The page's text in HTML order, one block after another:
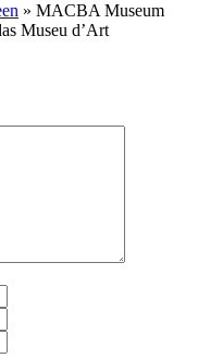
» MACBA Museum
Museu d’Art
Mail-
Adresse